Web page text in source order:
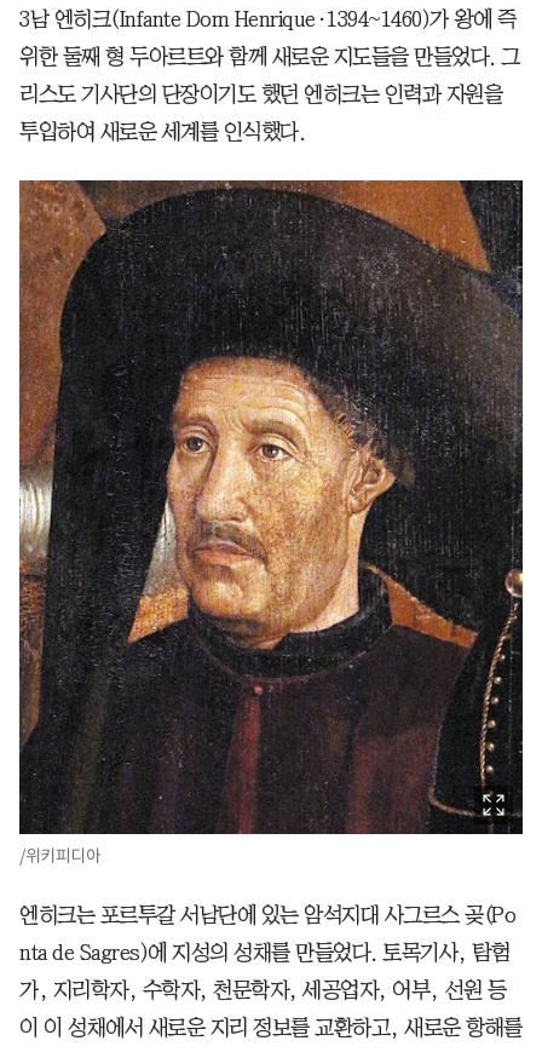
3남 엔히크(Infante Dom Henrique·1394~1460)가 왕에 즉
위한 둘째 형 두아르트와 함께 새로운 지도들을 만들었다. 그
리스도 기사단의 단장이기도 했던 엔히크는 인력과 자원을
투입하여 새로운 세계를 인식했다.
/위키피디아
엔히크는 포르투갈 서남단에 있는 암석지대 사그르스 곶(Po
nta de Sagres)에 지성의 성채를 만들었다. 토목기사, 탐험
가, 지리학자, 수학자, 천문학자, 세공업자, 어부, 선원 등
이 이 성채에서 새로운 지리 정보를 교환하고, 새로운 항해를